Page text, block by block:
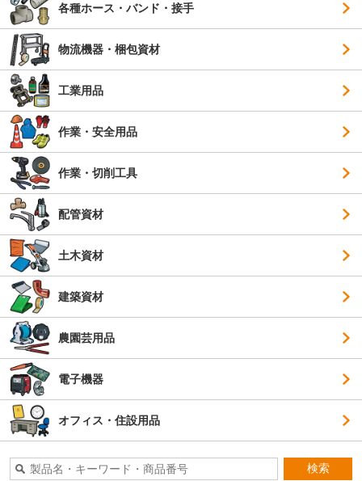
各種ホース・バンド・接手
物流機器・梱包資材
工業用品
作業・安全用品
作業・切削工具
配管資材
土木資材
建築資材
農園芸用品
電子機器
オフィス・住設用品
検索